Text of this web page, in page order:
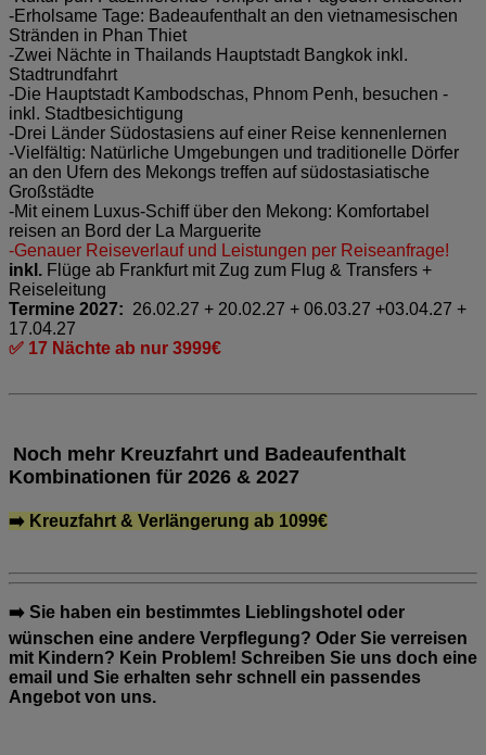
-Erholsame Tage: Badeaufenthalt an den vietnamesischen
Stränden in Phan Thiet
-Zwei Nächte in Thailands Hauptstadt Bangkok inkl.
Stadtrundfahrt
-Die Hauptstadt Kambodschas, Phnom Penh, besuchen -
inkl. Stadtbesichtigung
-Drei Länder Südostasiens auf einer Reise kennenlernen
-Vielfältig: Natürliche Umgebungen und traditionelle Dörfer
an den Ufern des Mekongs treffen auf südostasiatische
Großstädte
-Mit einem Luxus-Schiff über den Mekong: Komfortabel
reisen an Bord der La Marguerite
-Genauer Reiseverlauf und Leistungen per Reiseanfrage!
inkl. Flüge ab Frankfurt mit Zug zum Flug & Transfers +
Reiseleitung
Termine 2027: 26.02.27 + 20.02.27 + 06.03.27 +03.04.27 +
17.04.27
✅ 17 Nächte ab nur 3999€
Noch mehr Kreuzfahrt und Badeaufenthalt
Kombinationen für 2026 & 2027
➡️ Kreuzfahrt & Verlängerung ab 1099€
➡️ Sie haben ein bestimmtes Lieblingshotel oder
wünschen eine andere Verpflegung? Oder Sie verreisen
mit Kindern? Kein Problem! Schreiben Sie uns doch eine
email und Sie erhalten sehr schnell ein passendes
Angebot von uns.